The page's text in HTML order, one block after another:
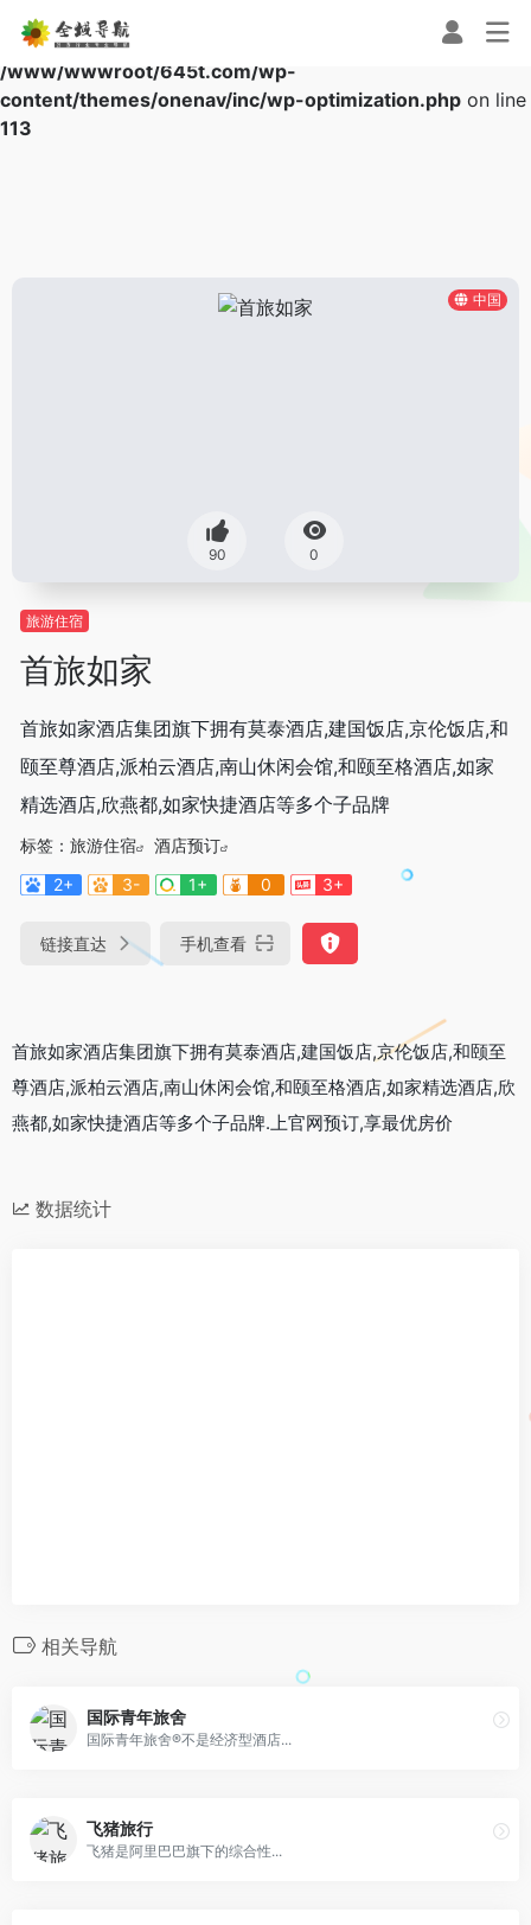
Warning: Array to string conversion in
/www/wwwroot/645t.com/wp-
content/themes/onenav/inc/wp-optimization.php on line
113
中国
90 0
旅游住宿
首旅如家
首旅如家酒店集团旗下拥有莫泰酒店,建国饭店,京伦饭店,和
颐至尊酒店,派柏云酒店,南山休闲会馆,和颐至格酒店,如家
精选酒店,欣燕都,如家快捷酒店等多个子品牌
标签： 旅游住宿
酒店预订
2+
3- 1+ 0 3+
链接直达 手机查看
首旅如家酒店集团旗下拥有莫泰酒店,建国饭店,京伦饭店,和颐至
尊酒店,派柏云酒店,南山休闲会馆,和颐至格酒店,如家精选酒店,欣
燕都,如家快捷酒店等多个子品牌.上官网预订,享最优房价
数据统计
相关导航
国际青年旅舍
国际青年旅舍®不是经济型酒店...
飞猪旅行
飞猪是阿里巴巴旗下的综合性...